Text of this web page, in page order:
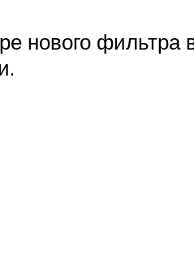
нового фильтра